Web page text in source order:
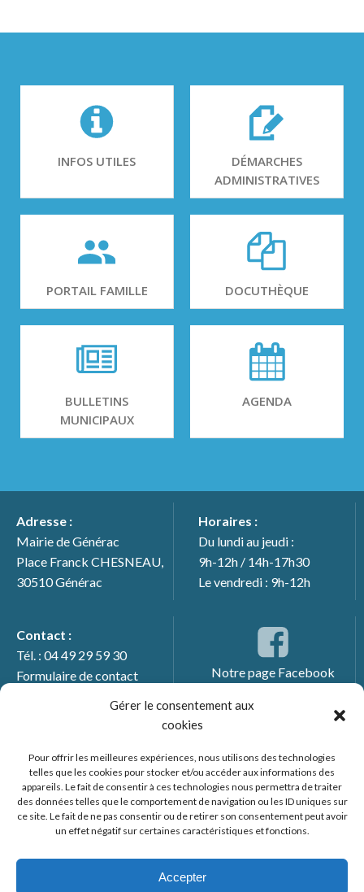
Gérer le consentement aux
cookies
Pour offrir les meilleures expériences, nous utilisons des technologies
telles que les cookies pour stocker et/ou accéder aux informations des
appareils. Le fait de consentir à ces technologies nous permettra de traiter
des données telles que le comportement de navigation ou les ID uniques sur
ce site. Le fait de ne pas consentir ou de retirer son consentement peut avoir
un effet négatif sur certaines caractéristiques et fonctions.
Accepter
INFOS UTILES
DÉMARCHES
ADMINISTRATIVES
PORTAIL FAMILLE DOCUTHÈQUE
BULLETINS
MUNICIPAUX
AGENDA
Adresse :
Mairie de Générac
Place Franck CHESNEAU,
30510 Générac
Horaires :
Du lundi au jeudi :
9h-12h / 14h-17h30
Le vendredi : 9h-12h
Contact :
Tél. : 04 49 29 59 30
Formulaire de contact
Notre page Facebook